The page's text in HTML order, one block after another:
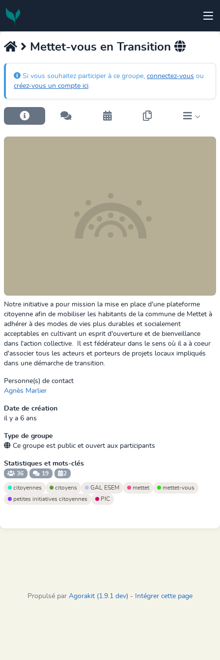
Mettet-vous en Transition
Si vous souhaitez participer à ce groupe, connectez-vous ou
créez-vous un compte ici.
Notre initiative a pour mission la mise en place d'une plateforme
citoyenne afin de mobiliser les habitants de la commune de Mettet à
adhérer à des modes de vies plus durables et socialement
acceptables en cultivant un esprit d'ouverture et de bienveillance
dans l'action collective. Il est fédérateur dans le sens où il a à coeur
d'associer tous les acteurs et porteurs de projets locaux impliqués
dans une démarche de transition.
Personne(s) de contact
Agnès Marlier
Date de création
il y a 6 ans
Type de groupe
Ce groupe est public et ouvert aux participants
Statistiques et mots-clés
36 19 2
citoyennes citoyens GAL ESEM mettet
mettet-vous
petites initiatives citoyennes
PIC
Propulsé par Agorakit (1.9.1 dev) - Intégrer cette page